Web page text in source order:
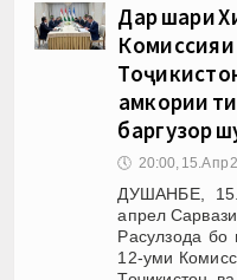
Дар шаҳри
Комиссияи
ҳамкории
баргузор
🕔 20:00, 15.Апр
ДУШАНБЕ,
апрел
Расулзода бо
12-уми